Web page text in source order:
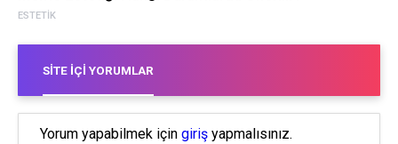
ESTETIK
SITE İÇI YORUMLAR
Yorum yapabilmek için giriş yapmalısınız.